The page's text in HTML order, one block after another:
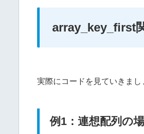
array_key_first
実際にコードを見ていきまし
例1：連想配列の